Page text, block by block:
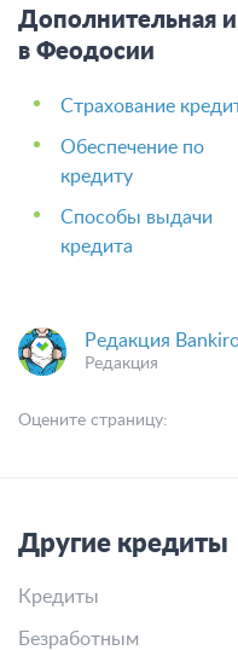
Дополнительная
в Феодосии
Страхование
Обеспечение по
кредиту
Способы выдачи
кредита
Редакция
Редакция
Оцените страницу:
Другие кредиты
Кредиты
Безработным